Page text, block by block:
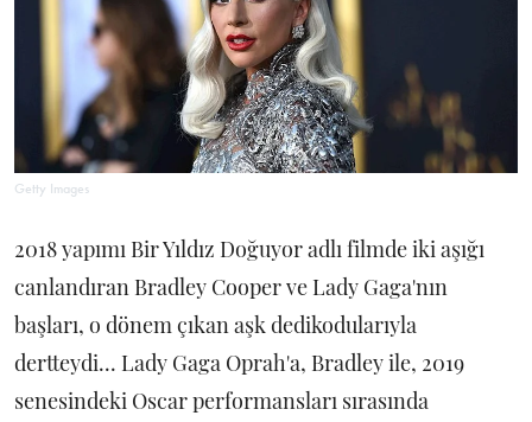
Getty Images
2018 yapımı Bir Yıldız Doğuyor adlı filmde iki aşığı
canlandıran Bradley Cooper ve Lady Gaga'nın
başları, o dönem çıkan aşk dedikodularıyla
dertteydi... Lady Gaga Oprah'a, Bradley ile, 2019
senesindeki Oscar performansları sırasında